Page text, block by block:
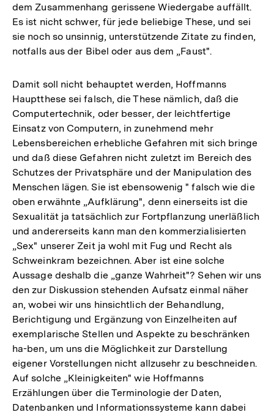
dem Zusammenhang gerissene Wiedergabe auffällt.
Es ist nicht schwer, für jede beliebige These, und sei
sie noch so unsinnig, unterstützende Zitate zu finden,
notfalls aus der Bibel oder aus dem „Faust".
Damit soll nicht behauptet werden, Hoffmanns
Hauptthese sei falsch, die These nämlich, daß die
Computertechnik, oder besser, der leichtfertige
Einsatz von Computern, in zunehmend mehr
Lebensbereichen erhebliche Gefahren mit sich bringe
und daß diese Gefahren nicht zuletzt im Bereich des
Schutzes der Privatsphäre und der Manipulation des
Menschen lägen. Sie ist ebensowenig " falsch wie die
oben erwähnte „Aufklärung", denn einerseits ist die
Sexualität ja tatsächlich zur Fortpflanzung unerläßlich
und andererseits kann man den kommerzialisierten
„Sex" unserer Zeit ja wohl mit Fug und Recht als
Schweinkram bezeichnen. Aber ist eine solche
Aussage deshalb die „ganze Wahrheit"? Sehen wir uns
den zur Diskussion stehenden Aufsatz einmal näher
an, wobei wir uns hinsichtlich der Behandlung,
Berichtigung und Ergänzung von Einzelheiten auf
exemplarische Stellen und Aspekte zu beschränken
ha-ben, um uns die Möglichkeit zur Darstellung
eigener Vorstellungen nicht allzusehr zu beschneiden.
Auf solche „Kleinigkeiten" wie Hoffmanns
Erzählungen über die Terminologie der Daten,
Datenbanken und Informationssysteme kann dabei